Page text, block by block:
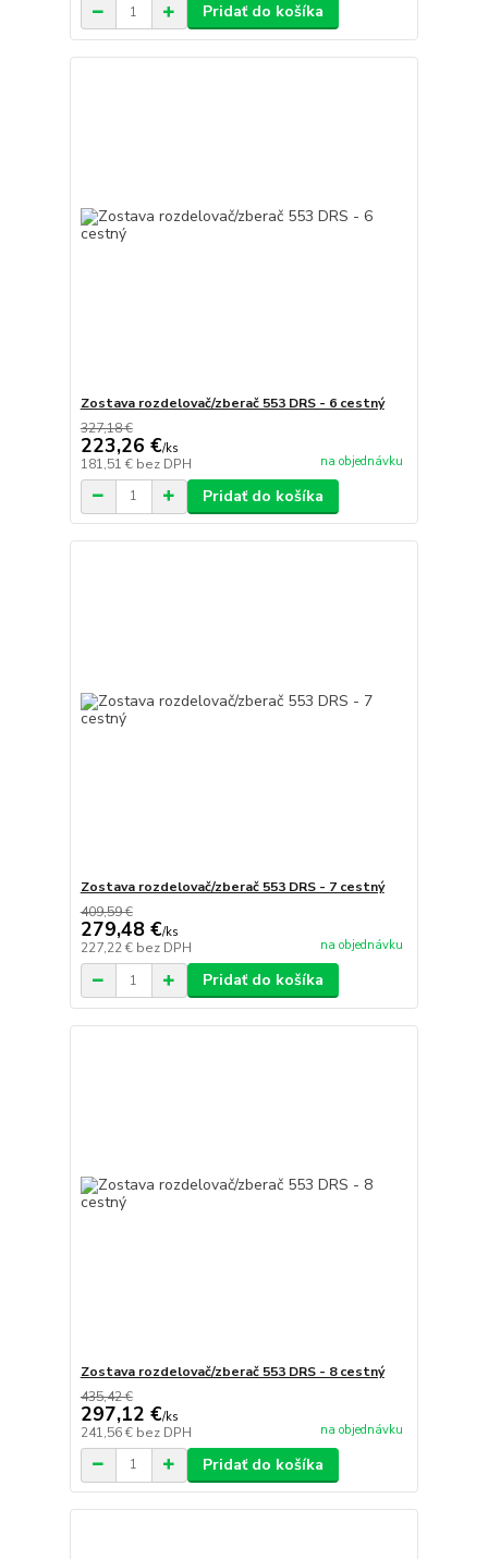
Pridať do košíka
Zostava rozdelovač/zberač 553 DRS - 6 cestný
327,18 €
223,26 €/ks
181,51 € bez DPH na objednávku
Pridať do košíka
Zostava rozdelovač/zberač 553 DRS - 7 cestný
409,59 €
279,48 €/ks
227,22 € bez DPH na objednávku
Pridať do košíka
Zostava rozdelovač/zberač 553 DRS - 8 cestný
435,42 €
297,12 €/ks
241,56 € bez DPH na objednávku
Pridať do košíka